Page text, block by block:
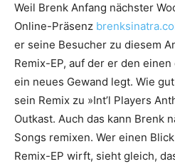
Weil Brenk Anfang nächster
Online-Präsenz
er seine Besucher zu diesem
Remix-EP, auf der er den
ein neues Gewand legt. Wie
sein Remix zu »Int’l Players
Outkast. Auch das kann Brenk
Songs remixen. Wer einen
Remix-EP wirft, sieht gleich,